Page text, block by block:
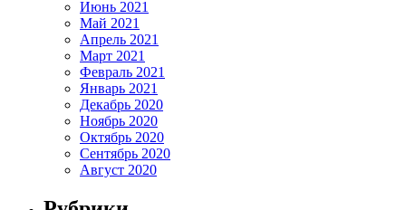
Июнь 2021
Май 2021
Апрель 2021
Март 2021
Февраль 2021
Январь 2021
Декабрь 2020
Ноябрь 2020
Октябрь 2020
Сентябрь 2020
Август 2020